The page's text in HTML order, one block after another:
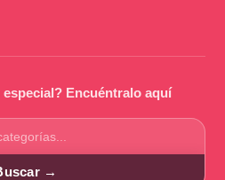
Encuéntralo aquí
→